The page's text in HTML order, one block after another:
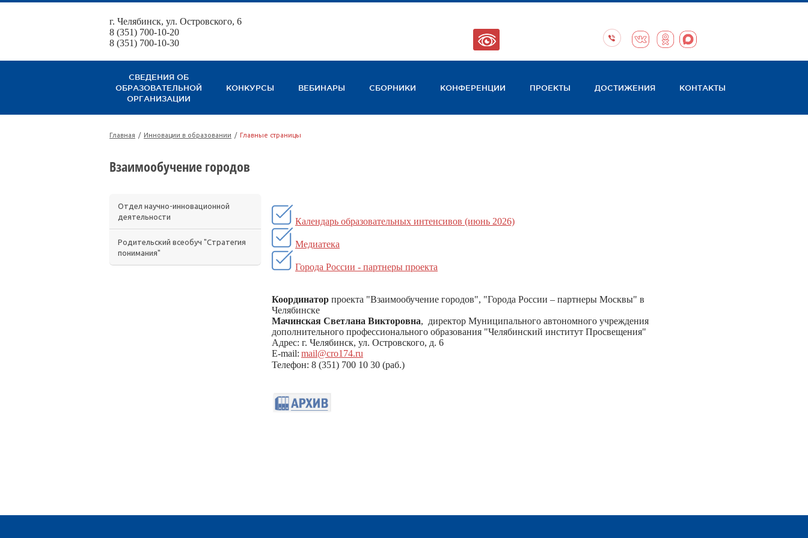
г. Челябинск, ул. Островского, 6
8 (351) 700-10-20
8 (351) 700-10-30
СВЕДЕНИЯ ОБ
ОБРАЗОВАТЕЛЬНОЙ
ОРГАНИЗАЦИИ
КОНКУРСЫ ВЕБИНАРЫ СБОРНИКИ КОНФЕРЕНЦИИ ПРОЕКТЫ ДОСТИЖЕНИЯ КОНТАКТЫ
Главная / Инновации в образовании / Главные страницы
Взаимообучение городов
Отдел научно-инновационной
деятельности
Родительский всеобуч "Стратегия
понимания"
Календарь образовательных интенсивов (июнь 2026)
Медиатека
Города России - партнеры проекта
Координатор проекта "Взаимообучение городов", "Города России – партнеры Москвы" в
Челябинске
Мачинская Светлана Викторовна, директор Муниципального автономного учреждения
дополнительного профессионального образования "Челябинский институт Просвещения"
Адрес: г. Челябинск, ул. Островского, д. 6
Е-mail: mail@cro174.ru
Телефон: 8 (351) 700 10 30 (раб.)